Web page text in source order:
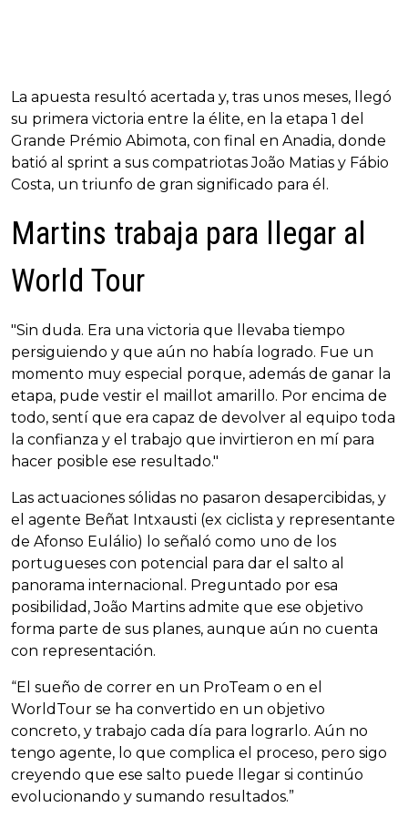
La apuesta resultó acertada y, tras unos meses, llegó
su primera victoria entre la élite, en la etapa 1 del
Grande Prémio Abimota, con final en Anadia, donde
batió al sprint a sus compatriotas João Matias y Fábio
Costa, un triunfo de gran significado para él.
Martins trabaja para llegar al
World Tour
"Sin duda. Era una victoria que llevaba tiempo
persiguiendo y que aún no había logrado. Fue un
momento muy especial porque, además de ganar la
etapa, pude vestir el maillot amarillo. Por encima de
todo, sentí que era capaz de devolver al equipo toda
la confianza y el trabajo que invirtieron en mí para
hacer posible ese resultado."
Las actuaciones sólidas no pasaron desapercibidas, y
el agente Beñat Intxausti (ex ciclista y representante
de Afonso Eulálio) lo señaló como uno de los
portugueses con potencial para dar el salto al
panorama internacional. Preguntado por esa
posibilidad, João Martins admite que ese objetivo
forma parte de sus planes, aunque aún no cuenta
con representación.
“El sueño de correr en un ProTeam o en el
WorldTour se ha convertido en un objetivo
concreto, y trabajo cada día para lograrlo. Aún no
tengo agente, lo que complica el proceso, pero sigo
creyendo que ese salto puede llegar si continúo
evolucionando y sumando resultados.”